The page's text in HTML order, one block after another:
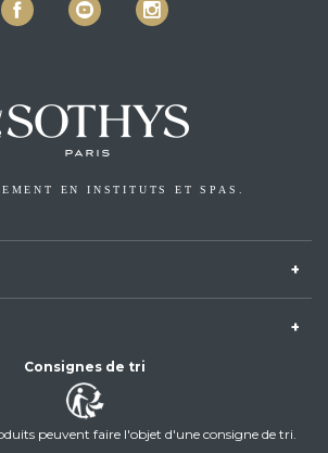
EN INSTITUTS ET SPAS.
Consignes de tri
peuvent faire l'objet d'une consigne de tri.